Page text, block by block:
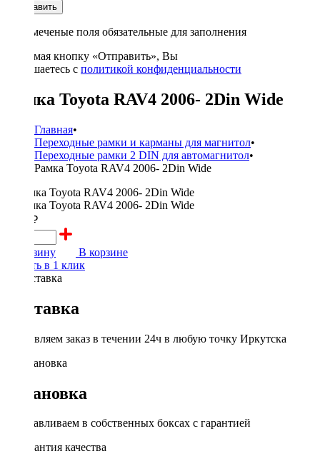
Отправить
* - отмеченые поля обязательные для заполнения
Нажимая кнопку «Отправить», Вы
соглашаетесь с политикой конфиденциальности
Рамка Toyota RAV4 2006- 2Din Wide
Главная•
Переходные рамки и карманы для магнитол•
Переходные рамки 2 DIN для автомагнитол•
Рамка Toyota RAV4 2006- 2Din Wide
1000 ₽
В корзину
В корзине
Купить в 1 клик
Доставка
Доставляем заказ в течении 24ч в любую точку Иркутска
Установка
Устанавливаем в собственных боксах с гарантией